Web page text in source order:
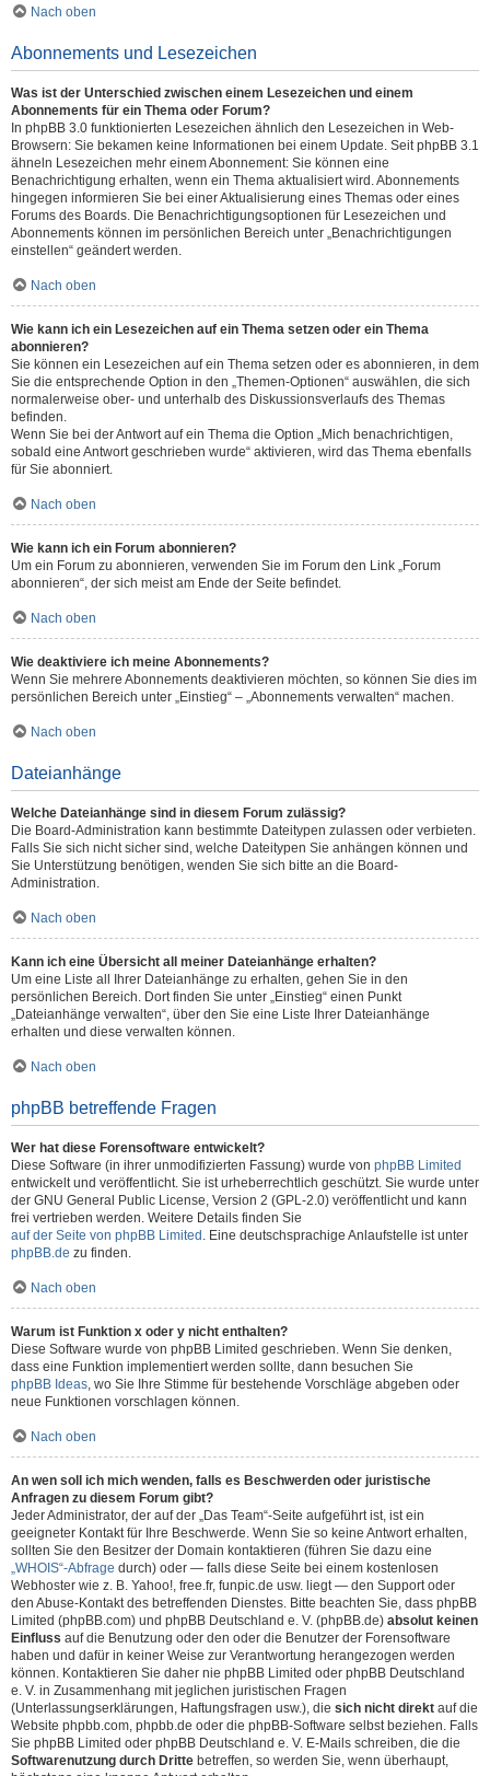
Nach oben
Abonnements und Lesezeichen
Was ist der Unterschied zwischen einem Lesezeichen und einem
Abonnements für ein Thema oder Forum?
In phpBB 3.0 funktionierten Lesezeichen ähnlich den Lesezeichen in Web-
Browsern: Sie bekamen keine Informationen bei einem Update. Seit phpBB 3.1
ähneln Lesezeichen mehr einem Abonnement: Sie können eine
Benachrichtigung erhalten, wenn ein Thema aktualisiert wird. Abonnements
hingegen informieren Sie bei einer Aktualisierung eines Themas oder eines
Forums des Boards. Die Benachrichtigungsoptionen für Lesezeichen und
Abonnements können im persönlichen Bereich unter „Benachrichtigungen
einstellen“ geändert werden.
Nach oben
Wie kann ich ein Lesezeichen auf ein Thema setzen oder ein Thema
abonnieren?
Sie können ein Lesezeichen auf ein Thema setzen oder es abonnieren, in dem
Sie die entsprechende Option in den „Themen-Optionen“ auswählen, die sich
normalerweise ober- und unterhalb des Diskussionsverlaufs des Themas
befinden.
Wenn Sie bei der Antwort auf ein Thema die Option „Mich benachrichtigen,
sobald eine Antwort geschrieben wurde“ aktivieren, wird das Thema ebenfalls
für Sie abonniert.
Nach oben
Wie kann ich ein Forum abonnieren?
Um ein Forum zu abonnieren, verwenden Sie im Forum den Link „Forum
abonnieren“, der sich meist am Ende der Seite befindet.
Nach oben
Wie deaktiviere ich meine Abonnements?
Wenn Sie mehrere Abonnements deaktivieren möchten, so können Sie dies im
persönlichen Bereich unter „Einstieg“ – „Abonnements verwalten“ machen.
Nach oben
Dateianhänge
Welche Dateianhänge sind in diesem Forum zulässig?
Die Board-Administration kann bestimmte Dateitypen zulassen oder verbieten.
Falls Sie sich nicht sicher sind, welche Dateitypen Sie anhängen können und
Sie Unterstützung benötigen, wenden Sie sich bitte an die Board-
Administration.
Nach oben
Kann ich eine Übersicht all meiner Dateianhänge erhalten?
Um eine Liste all Ihrer Dateianhänge zu erhalten, gehen Sie in den
persönlichen Bereich. Dort finden Sie unter „Einstieg“ einen Punkt
„Dateianhänge verwalten“, über den Sie eine Liste Ihrer Dateianhänge
erhalten und diese verwalten können.
Nach oben
phpBB betreffende Fragen
Wer hat diese Forensoftware entwickelt?
Diese Software (in ihrer unmodifizierten Fassung) wurde von phpBB Limited
entwickelt und veröffentlicht. Sie ist urheberrechtlich geschützt. Sie wurde unter
der GNU General Public License, Version 2 (GPL-2.0) veröffentlicht und kann
frei vertrieben werden. Weitere Details finden Sie
auf der Seite von phpBB Limited . Eine deutschsprachige Anlaufstelle ist unter
phpBB.de zu finden.
Nach oben
Warum ist Funktion x oder y nicht enthalten?
Diese Software wurde von phpBB Limited geschrieben. Wenn Sie denken,
dass eine Funktion implementiert werden sollte, dann besuchen Sie
phpBB Ideas, wo Sie Ihre Stimme für bestehende Vorschläge abgeben oder
neue Funktionen vorschlagen können.
Nach oben
An wen soll ich mich wenden, falls es Beschwerden oder juristische
Anfragen zu diesem Forum gibt?
Jeder Administrator, der auf der „Das Team“-Seite aufgeführt ist, ist ein
geeigneter Kontakt für Ihre Beschwerde. Wenn Sie so keine Antwort erhalten,
sollten Sie den Besitzer der Domain kontaktieren (führen Sie dazu eine
„WHOIS“-Abfrage durch) oder — falls diese Seite bei einem kostenlosen
Webhoster wie z. B. Yahoo!, free.fr, funpic.de usw. liegt — den Support oder
den Abuse-Kontakt des betreffenden Dienstes. Bitte beachten Sie, dass phpBB
Limited (phpBB.com) und phpBB Deutschland e. V. (phpBB.de) absolut keinen
Einfluss auf die Benutzung oder den oder die Benutzer der Forensoftware
haben und dafür in keiner Weise zur Verantwortung herangezogen werden
können. Kontaktieren Sie daher nie phpBB Limited oder phpBB Deutschland
e. V. in Zusammenhang mit jeglichen juristischen Fragen
(Unterlassungserklärungen, Haftungsfragen usw.), die sich nicht direkt auf die
Website phpbb.com, phpbb.de oder die phpBB-Software selbst beziehen. Falls
Sie phpBB Limited oder phpBB Deutschland e. V. E-Mails schreiben, die die
Softwarenutzung durch Dritte betreffen, so werden Sie, wenn überhaupt,